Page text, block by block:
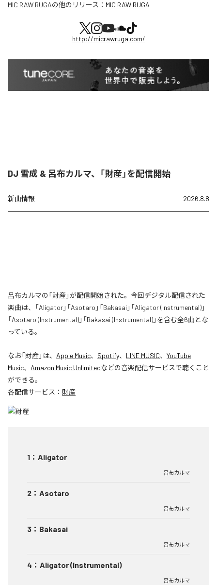
MIC RAW RUGAの他のリリース： MIC RAW RUGA
http://micrawruga.com/
DJ 雪成 & 呂布カルマ、「財産」を配信開始
新曲情報 2026.8.8
呂布カルマの「財産」が配信開始された。今回デジタル配信された
楽曲は、「Aligator」「Asotaro」「Bakasai」「Aligator (Instrumental)」
「Asotaro (Instrumental)」「Bakasai (Instrumental)」を含む全6曲とな
っている。
なお「財産」は、 Apple Music、 Spotify、 LINE MUSIC、 YouTube
Music、 Amazon Music Unlimitedなどの音楽配信サービスで聴くこと
ができる。
各配信サービス： 財産
1 ： Aligator
呂布カルマ
2 ： Asotaro
呂布カルマ
3 ： Bakasai
呂布カルマ
4 ： Aligator (Instrumental)
呂布カルマ